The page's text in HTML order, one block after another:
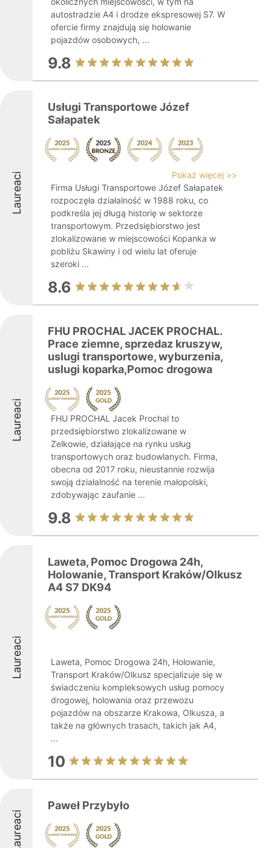
autostradzie A4 i drodze ekspresowej S7. W
ofercie firmy znajdują się holowanie
pojazdów osobowych, ...
9.8
Laureaci
Usługi Transportowe Józef
Sałapatek
Pokaż więcej >>
Firma Usługi Transportowe Józef Sałapatek
rozpoczęła działalność w 1988 roku, co
podkreśla jej długą historię w sektorze
transportowym. Przedsiębiorstwo jest
zlokalizowane w miejscowości Kopanka w
pobliżu Skawiny i od wielu lat oferuje
szeroki ...
8.6
Laureaci
FHU PROCHAL JACEK PROCHAL.
Prace ziemne, sprzedaz kruszyw,
uslugi transportowe, wyburzenia,
uslugi koparka,Pomoc drogowa
FHU PROCHAL Jacek Prochal to
przedsiębiorstwo zlokalizowane w
Zelkowie, działające na rynku usług
transportowych oraz budowlanych. Firma,
obecna od 2017 roku, nieustannie rozwija
swoją działalność na terenie małopolski,
zdobywając zaufanie ...
9.8
Laureaci
Laweta, Pomoc Drogowa 24h,
Holowanie, Transport Kraków/Olkusz
A4 S7 DK94
Laweta, Pomoc Drogowa 24h, Holowanie,
Transport Kraków/Olkusz specjalizuje się w
świadczeniu kompleksowych usług pomocy
drogowej, holowania oraz przewozu
pojazdów na obszarze Krakowa, Olkusza, a
także na głównych trasach, takich jak A4,
...
10
Laureaci
Paweł Przybyło